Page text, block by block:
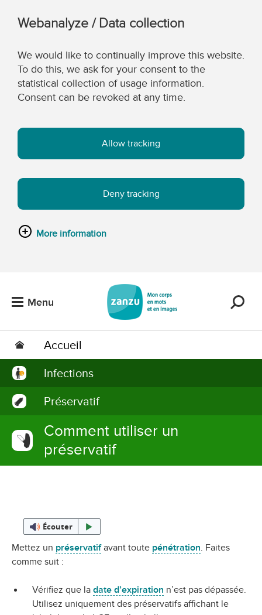
Webanalyze / Data collection
We would like to continually improve this website.
To do this, we ask for your consent to the
statistical collection of usage information.
Consent can be revoked at any time.
Allow tracking
Deny tracking
More information
Menu
Accueil
Infections
Préservatif
Comment utiliser un
préservatif
Écouter
Mettez un préservatifavant toute pénétration. Faites
comme suit :
Vérifiez que la date d’expiration n’est pas dépassée.
Utilisez uniquement des préservatifs affichant le